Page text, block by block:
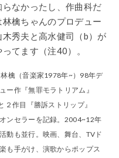
なかったし、作曲科だ
檎ちゃんのプロデュー
秀夫と高水健司（b）が
てます（注40）。
林檎（音楽家1978年~）98年デ
ー作『無罪モラトリアム』
２作目『勝訴ストリップ』
オンセラーを記録。2004~12年
動も並行。映画、舞台、TVド
も手がけ、演歌からポップス